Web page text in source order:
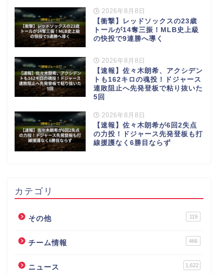
2026年8月8日
【衝撃】レッドソックスの23歳
トールが14奪三振！MLB史上級
の快投で9連勝へ導く
2026年8月8日
【速報】佐々木朗希、アクシデン
トも162キロの魂投！ドジャース
連敗阻止へ先発登板で粘り抜いた
5回
2026年8月8日
【速報】佐々木朗希が6回2失点
の力投！ドジャース先発登板も打
線援護なく6勝目ならず
カテゴリ
その他 119
チーム情報 466
ニュース 1,622